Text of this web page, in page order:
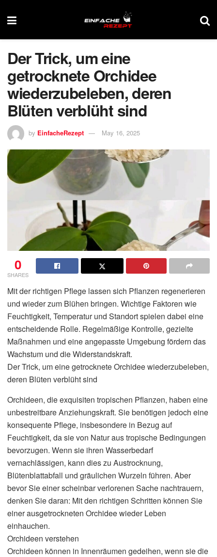
Der Trick, um eine
getrocknete Orchidee
wiederzubeleben, deren
Blüten verblüht sind
by EinfacheRezept May 16, 2025
0
SHARES
Mit der richtigen Pflege lassen sich Pflanzen regenerieren
und wieder zum Blühen bringen. Wichtige Faktoren wie
Feuchtigkeit, Temperatur und Standort spielen dabei eine
entscheidende Rolle. Regelmäßige Kontrolle, gezielte
Maßnahmen und eine angepasste Umgebung fördern das
Wachstum und die Widerstandskraft.
Der Trick, um eine getrocknete Orchidee wiederzubeleben,
deren Blüten verblüht sind
Orchideen, die exquisiten tropischen Pflanzen, haben eine
unbestreitbare Anziehungskraft. Sie benötigen jedoch eine
konsequente Pflege, insbesondere in Bezug auf
Feuchtigkeit, da sie von Natur aus tropische Bedingungen
bevorzugen. Wenn sie ihren Wasserbedarf
vernachlässigen, kann dies zu Austrocknung,
Blütenblattabfall und gräulichen Wurzeln führen. Aber
bevor Sie einer scheinbar verlorenen Sache nachtrauern,
denken Sie daran: Mit den richtigen Schritten können Sie
einer ausgetrockneten Orchidee wieder Leben
einhauchen.
Orchideen verstehen
Orchideen können in Innenräumen gedeihen, wenn sie die